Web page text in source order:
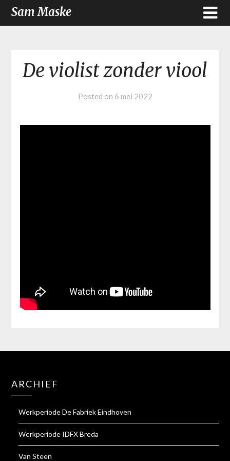
Sam Maske
De violist zonder viool
Posted on 6 mei 2022
ARCHIEF
Werkperiode De Fabriek Eindhoven
Werkperiode IDFX Breda
Van Steen